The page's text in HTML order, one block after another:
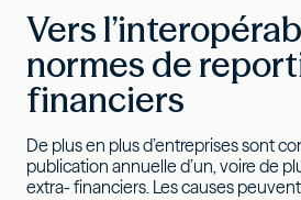
Vers
normes de
financiers
De plus en plus d’entreprises sont
publication annuelle d’un, voire de
extra- financiers. Les causes